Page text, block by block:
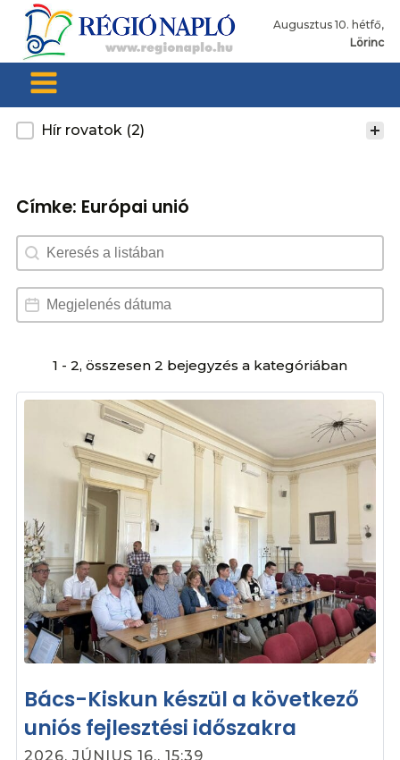
Augusztus 10. hétfő,
Lörinc
Kategoria
Hír rovatok (2)
Címke: Európai unió
Search content
Dátum választó
Date
1 - 2, összesen 2 bejegyzés a kategóriában
Bács-Kiskun készül a következő
uniós fejlesztési időszakra
2026. JÚNIUS 16., 15:39